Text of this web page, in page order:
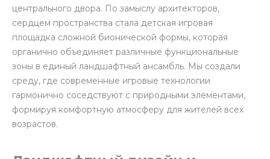
центрального двора. По замыслу архитекторов,
сердцем пространства стала детская игровая
площадка сложной бионической формы, которая
органично объединяет различные функциональные
зоны в единый ландшафтный ансамбль. Мы создали
среду, где современные игровые технологии
гармонично соседствуют с природными элементами,
формируя комфортную атмосферу для жителей всех
возрастов.